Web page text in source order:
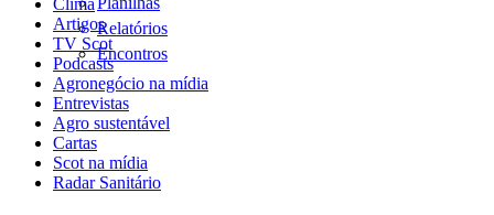
Relatórios
Encontros
Clima
Artigos
TV Scot
Podcasts
Agronegócio na mídia
Entrevistas
Agro sustentável
Cartas
Scot na mídia
Radar Sanitário